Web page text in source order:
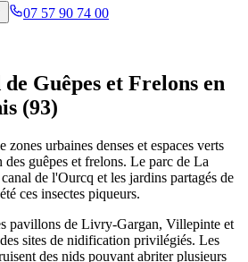
07 57 90 74 00
Guêpes et Frelons en
(93)
urbaines denses et espaces verts
guêpes et frelons. Le parc de La
de l'Ourcq et les jardins partagés de
ces insectes piqueurs.
pavillons de Livry-Gargan, Villepinte et
sites de nidification privilégiés. Les
des nids pouvant abriter plusieurs